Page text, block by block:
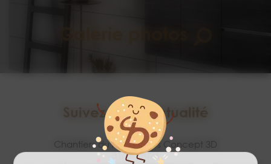
Suivez notre actualité
Chantiers du mois signés Concept 3D
31/07/2026